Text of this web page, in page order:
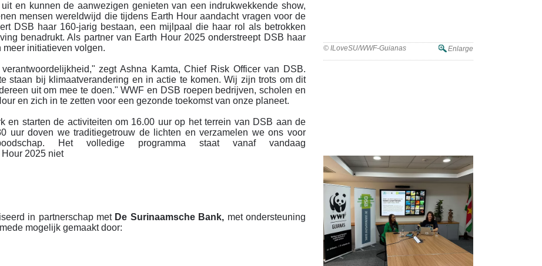
en kunnen de aanwezigen genieten van een indrukwekkende show,
mensen wereldwijd die tijdens Earth Hour aandacht vragen voor de
DSB haar 160-jarig bestaan, een mijlpaal die haar rol als betrokken
benadrukt. Als partner van Earth Hour 2025 onderstreept DSB haar
meer initiatieven volgen.
zegt Ashna Kamta, Chief Risk Officer van DSB.
staan bij klimaatverandering en in actie te komen. Wij zijn trots om dit
uit om mee te doen." WWF en DSB roepen bedrijven, scholen en
en zich in te zetten voor een gezonde toekomst van onze planeet.
en starten de activiteiten om 16.00 uur op het terrein van DSB aan de
uur doven we traditiegetrouw de lichten en verzamelen we ons voor
Het volledige programma staat vanaf vandaag
Hour 2025 niet
in partnerschap met De Surinaamsche Bank, met ondersteuning
mogelijk gemaakt door:
© ILoveSU/WWF-Guianas Enlarge